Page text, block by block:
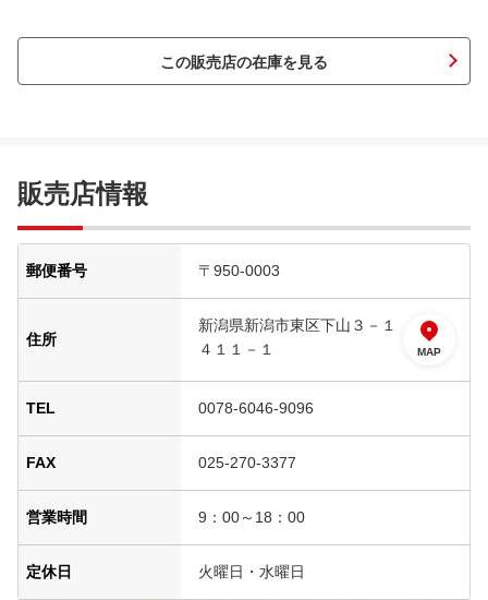
この販売店の在庫を見る
販売店情報
郵便番号 〒950-0003
住所
新潟県新潟市東区下山３－１
４１１－１
MAP
TEL 0078-6046-9096
FAX 025-270-3377
営業時間 9：00～18：00
定休日 火曜日・水曜日